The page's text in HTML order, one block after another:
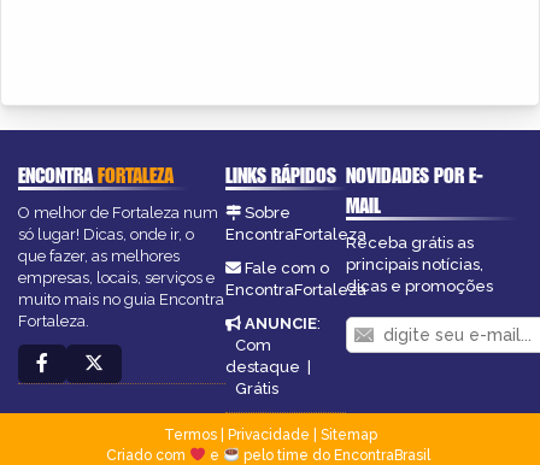
ENCONTRAFORTALEZA
O melhor de Fortaleza num
só lugar! Dicas, onde ir, o
que fazer, as melhores
empresas, locais, serviços e
muito mais no guia Encontra
Fortaleza.
LINKS RÁPIDOS
Sobre
EncontraFortaleza
Fale com o
EncontraFortaleza
ANUNCIE:
Com
destaque |
Grátis
NOVIDADES POR E-
MAIL
Receba grátis as
principais notícias,
dicas e promoções
Termos| Privacidade
Sitemap
Criado com
e pelo time do EncontraBrasil